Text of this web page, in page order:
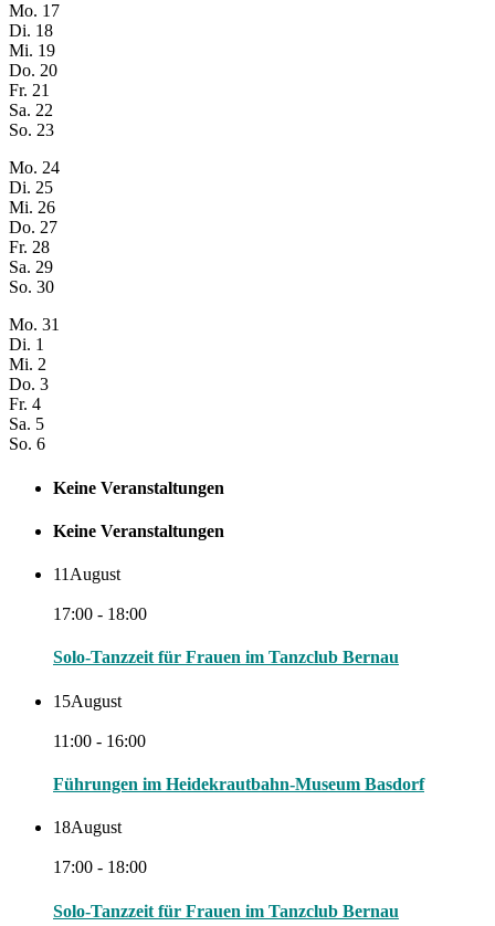
Mo. 17
Di. 18
Mi. 19
Do. 20
Fr. 21
Sa. 22
So. 23
Mo. 24
Di. 25
Mi. 26
Do. 27
Fr. 28
Sa. 29
So. 30
Mo. 31
Di. 1
Mi. 2
Do. 3
Fr. 4
Sa. 5
So. 6
Keine Veranstaltungen
Keine Veranstaltungen
11 August
17:00 - 18:00
Solo-Tanzzeit für Frauen im Tanzclub Bernau
15August
11:00 - 16:00
Führungen im Heidekrautbahn-Museum Basdorf
18August
17:00 - 18:00
Solo-Tanzzeit für Frauen im Tanzclub Bernau